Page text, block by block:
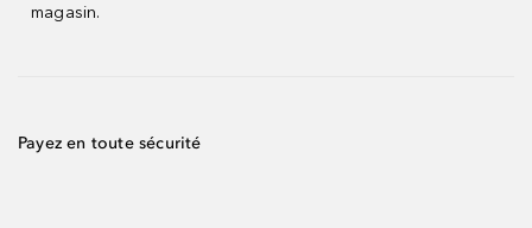
magasin.
Payez en toute sécurité